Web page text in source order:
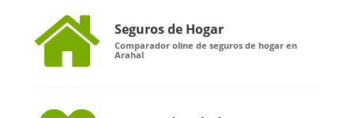
Seguros de Hogar
Comparador oline de seguros de hogar en
Arahal